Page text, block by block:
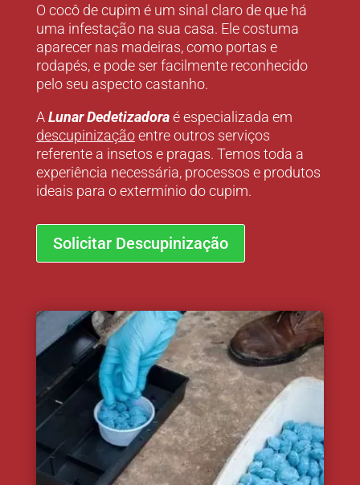
O cocô de cupim é um sinal claro de que há
uma infestação na sua casa. Ele costuma
aparecer nas madeiras, como portas e
rodapés, e pode ser facilmente reconhecido
pelo seu aspecto castanho.
ALunar Dedetizadoraé especializada em
descupinizaçãoentre outros serviços
referente a insetos e pragas. Temos toda a
experiência necessária, processos e produtos
ideais para o extermínio do cupim.
Solicitar Descupinização